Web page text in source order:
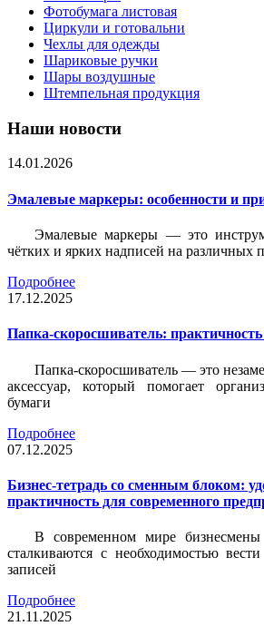
Фотобумага листовая
Циркули и готовальни
Чехлы для одежды
Шариковые ручки
Шары воздушные
Штемпельная продукция
Наши новости
14.01.2026
Эмалевые маркеры: особенности и
Эмалевые маркеры — это
чётких и ярких надписей на различных
Подробнее
17.12.2025
Папка-скоросшиватель:
Папка-скоросшиватель — это
аксессуар, который помогает
бумаги
Подробнее
07.12.2025
Бизнес-тетрадь со сменным блоком:
практичность для современного
В современном мире
сталкиваются с необходимостью
записей
Подробнее
21.11.2025